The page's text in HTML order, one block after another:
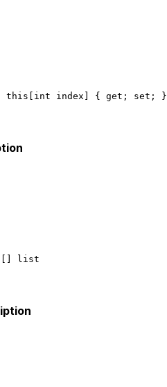
this[int index] { get; set; }
list